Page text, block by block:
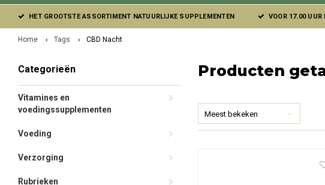
HET GROOTSTE ASSORTIMENT NATUURLIJKE SUPPLEMENTEN VOOR 17.00 UUR
Home Tags CBD Nacht
Categorieën
Vitamines en
voedingssupplementen
Voeding
Verzorging
Rubrieken
Producten
Meest bekeken